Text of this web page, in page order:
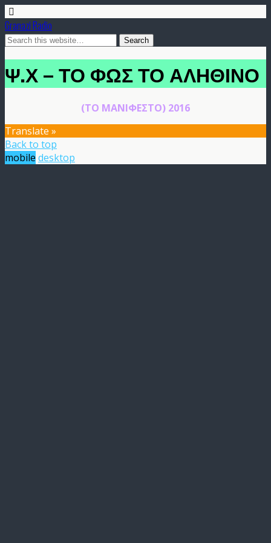
Granazi Radio
Ψ.Χ – ΤΟ ΦΩΣ ΤΟ ΑΛΗΘΙΝΟ
(ΤΟ ΜΑΝΙΦΕΣΤΟ) 2016
Translate »
Back to top
mobile desktop